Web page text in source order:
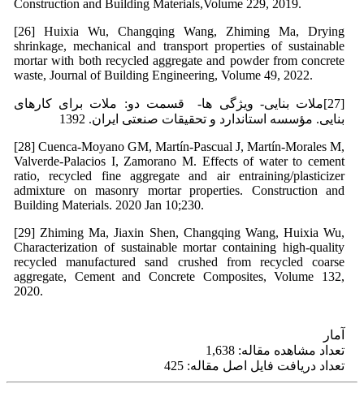
Construction and Building Materials,Volume 229, 2019.
[26] Huixia Wu, Changqing Wang, Zhiming Ma, Drying
shrinkage, mechanical and transport properties of sustainable
mortar with both recycled aggregate and powder from concrete
waste, Journal of Building Engineering, Volume 49, 2022.
[27]ملات بنایی- ویژگی ها- قسمت دو: ملات برای کارهای
بنایی. مؤسسه استاندارد و تحقیقات صنعتی ایران. 1392
[28] Cuenca-Moyano GM, Martín-Pascual J, Martín-Morales M,
Valverde-Palacios I, Zamorano M. Effects of water to cement
ratio, recycled fine aggregate and air entraining/plasticizer
admixture on masonry mortar properties. Construction and
Building Materials. 2020 Jan 10;230.
[29] Zhiming Ma, Jiaxin Shen, Changqing Wang, Huixia Wu,
Characterization of sustainable mortar containing high-quality
recycled manufactured sand crushed from recycled coarse
aggregate, Cement and Concrete Composites, Volume 132,
2020.
آمار
تعداد مشاهده مقاله: 1,638
تعداد دریافت فایل اصل مقاله: 425